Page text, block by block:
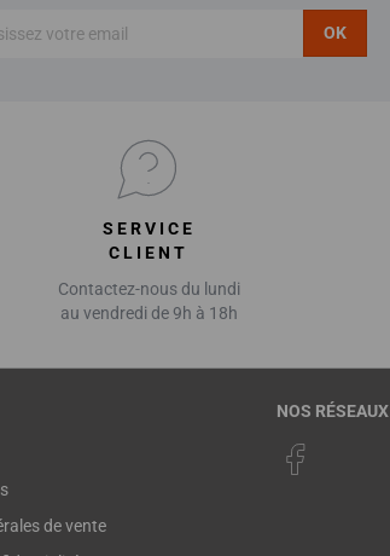
OK
SERVICE
CLIENT
Contactez-nous du lundi
au vendredi de 9h à 18h
de vente
NOS RÉSEAUX